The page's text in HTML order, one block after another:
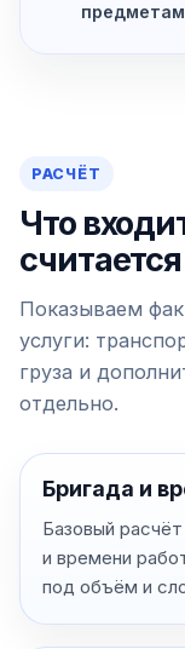
РАСЧЁТ
Что
Показываем
услуги:
груза и
отдельно.
Бригада и
Базовый
и времени
под объём и